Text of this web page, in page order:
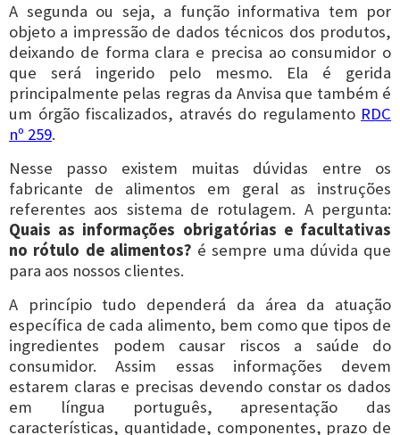
A segunda ou seja, a função informativa tem por
objeto a impressão de dados técnicos dos produtos,
deixando de forma clara e precisa ao consumidor o
que será ingerido pelo mesmo. Ela é gerida
principalmente pelas regras da Anvisa que também é
um órgão fiscalizados, através do regulamento RDC
nº 259.
Nesse passo existem muitas dúvidas entre os
fabricante de alimentos em geral as instruções
referentes aos sistema de rotulagem. A pergunta:
Quais as informações obrigatórias e facultativas
no rótulo de alimentos? é sempre uma dúvida que
para aos nossos clientes.
A princípio tudo dependerá da área da atuação
específica de cada alimento, bem como que tipos de
ingredientes podem causar riscos a saúde do
consumidor. Assim essas informações devem
estarem claras e precisas devendo constar os dados
em língua português, apresentação das
características, quantidade, componentes, prazo de